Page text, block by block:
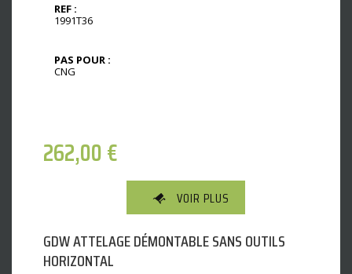
REF :
1991T36
PAS POUR :
CNG
262,00€
VOIR PLUS
GDW ATTELAGE DÉMONTABLE SANS OUTILS
HORIZONTAL